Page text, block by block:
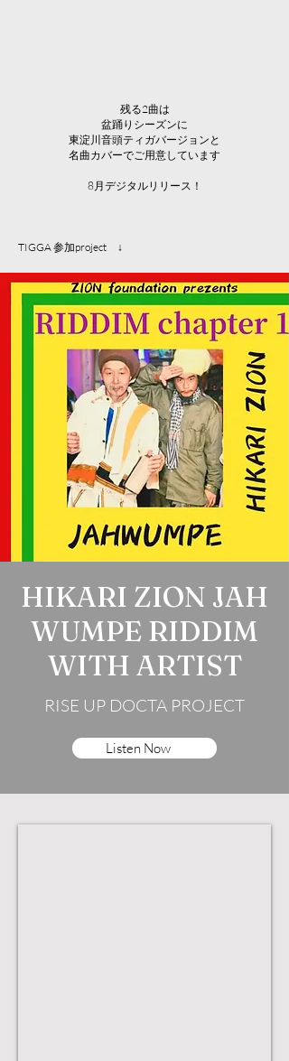
残る2曲は
盆踊りシーズンに
​東淀川音頭ティガバージョンと
名曲カバーでご用意しています
​8月デジタルリリース！
​TIGGA 参加project ↓
HIKARI ZION JAH
WUMPE RIDDIM
WITH ARTIST
RISE UP DOCTA PROJECT
Listen Now